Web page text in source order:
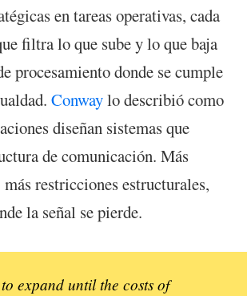
en tareas operativas, cada
filtra lo que sube y lo que baja
procesamiento donde se cumple
Conwaylo describió como
diseñan sistemas que
de comunicación. Más
restricciones estructurales,
la señal se pierde.
expand until the costs of